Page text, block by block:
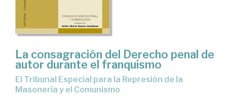
La consagración del Derecho penal de
autor durante el franquismo
el Tribunal Especial para la Represión de la
Masonería y el Comunismo